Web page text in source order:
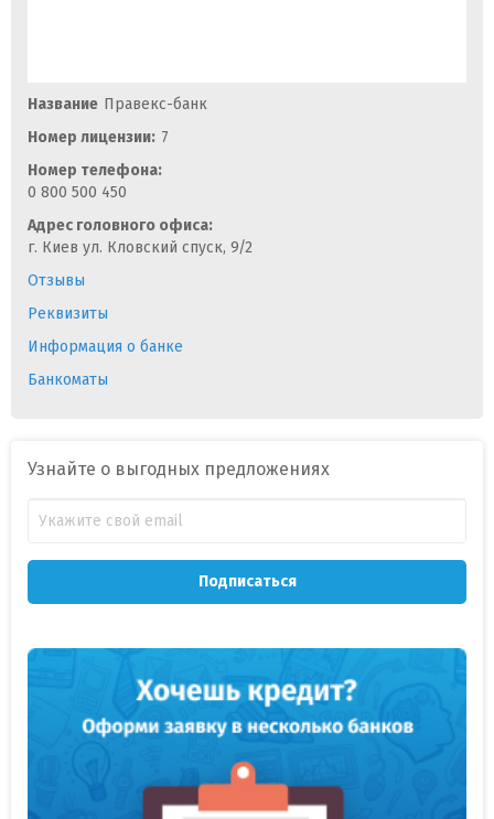
Название Правекс-банк
Номер лицензии: 7
Номер телефона:
0 800 500 450
Адрес головного офиса:
г. Киев ул. Кловский спуск, 9/2
Отзывы
Реквизиты
Информация о банке
Банкоматы
Узнайте о выгодных предложениях
Подписаться